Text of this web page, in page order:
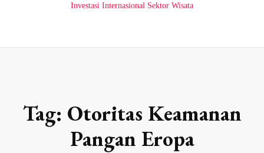
Investasi Internasional Sektor Wisata
Tag: Otoritas Keamanan
Pangan Eropa